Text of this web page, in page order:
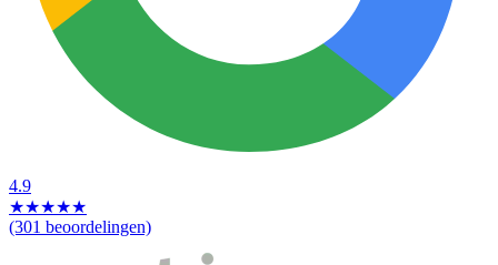
4.9
★★★★★
(301 beoordelingen)